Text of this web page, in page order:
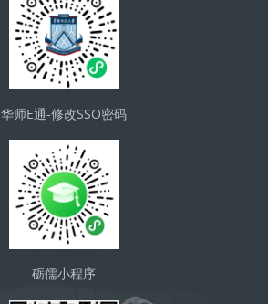
华师E通-修改SSO密码
砺儒小程序